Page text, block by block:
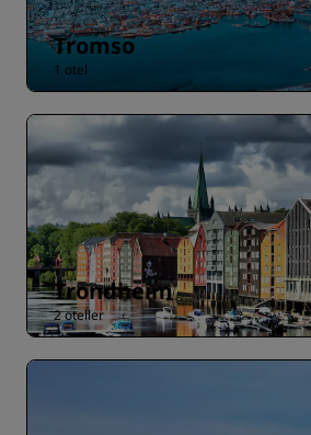
Tromso
1 otel
Trondheim
2 oteller